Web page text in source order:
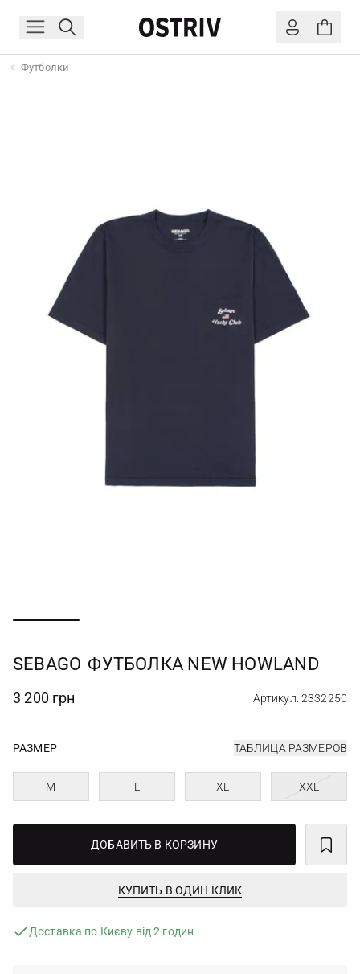
Футболки
SEBAGO ФУТБОЛКА NEW HOWLAND
3 200 грн Артикул: 2332250
РАЗМЕР ТАБЛИЦА РАЗМЕРОВ
M L XL XXL
ДОБАВИТЬ В КОРЗИНУ
КУПИТЬ В ОДИН КЛИК
Доставка по Києву від 2 годин